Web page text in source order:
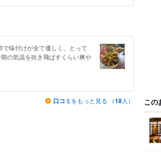
味付けが全て優しく、とって
の気温を吹き飛ばすくらい爽や
口コミ をもっと見る （18人） この